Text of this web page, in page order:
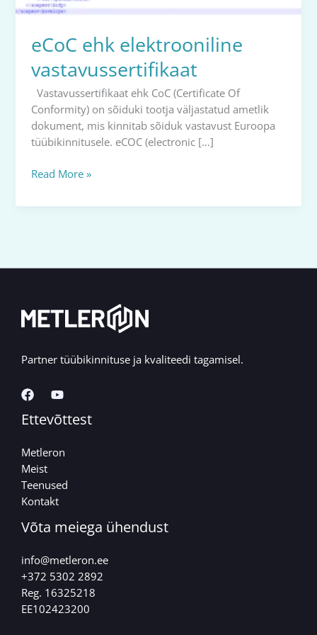
eCoC ehk elektrooniline
vastavussertifikaat
Vastavussertifikaat ehk CoC (Certificate Of
Conformity) on sõiduki tootja väljastatud ametlik
dokument, mis kinnitab sõiduk vastavust Euroopa
tüübikinnitusele. eCOC (electronic […]
Read More »
Partner tüübikinnituse ja kvaliteedi tagamisel.
Ettevõttest
Metleron
Meist
Teenused
Kontakt
Võta meiega ühendust
info@metleron.ee​
+372 5302 2892
Reg. 16325218
EE102423200